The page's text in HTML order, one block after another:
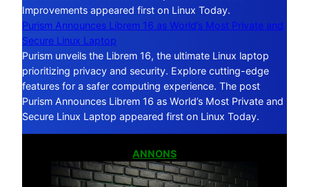
Improvements appeared first on Linux Today.
Purism Announces Librem 16 as World’s Most Private and
Secure Linux Laptop
Purism unveils the Librem 16, the ultimate Linux laptop
prioritizing privacy and security. Explore cutting-edge
features for a safer computing experience. The post
Purism Announces Librem 16 as World’s Most Private and
Secure Linux Laptop appeared first on Linux Today.
ANNONS